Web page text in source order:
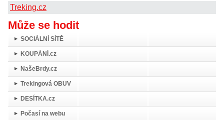
Treking.cz
Může se hodit
SOCIÁLNÍ SÍTĚ
KOUPÁNÍ.cz
NašeBrdy.cz
Trekingová OBUV
DESÍTKA.cz
Počasí na webu